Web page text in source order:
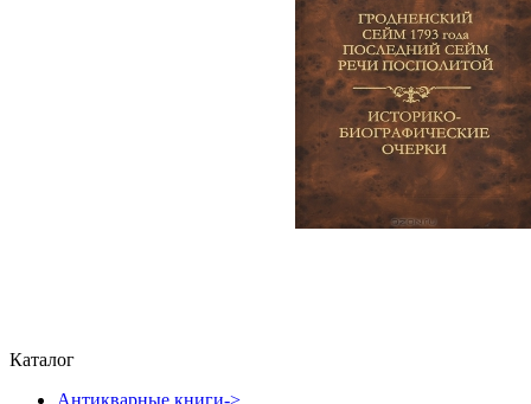
Каталог
Антикварные книги->